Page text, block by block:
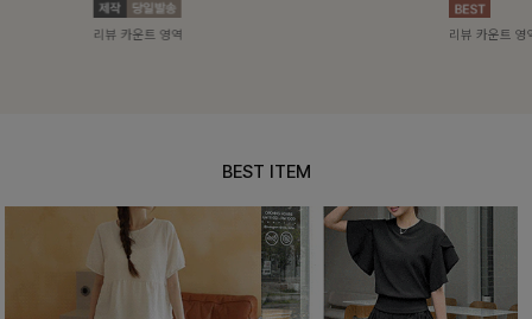
리뷰 카운트 영역 리뷰 카운트 영
BEST ITEM